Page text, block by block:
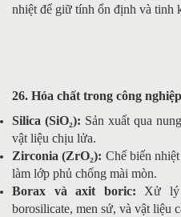
nhiệt để giữ tính ổn định và tinh
26. Hóa chất trong công
Silica (SiO₂): Sản xuất qua
vật liệu chịu lửa.
Zirconia (ZrO₂): Chế biến
làm lớp phủ chống mài mòn.
Borax và axit boric: Xử lý
borosilicate, men sứ, và vật liệu